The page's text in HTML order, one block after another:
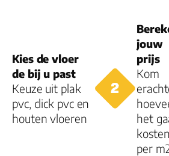
Kies de vloer
de bij u past
Keuze uit plak
pvc, click pvc en
houten vloeren
jouw
prijs
Kom
het
kosten
per